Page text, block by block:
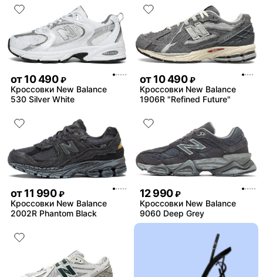
от10 490 ₽
Кроссовки New Balance
530 Silver White
от10 490 ₽
Кроссовки New Balance
1906R "Refined Future"
от11 990 ₽
Кроссовки New Balance
2002R Phantom Black
12 990 ₽
Кроссовки New Balance
9060 Deep Grey